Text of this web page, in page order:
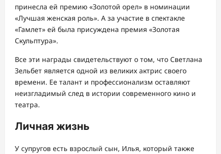
принесла ей премию «Золотой орел» в номинации
«Лучшая женская роль». А за участие в спектакле
«Гамлет» ей была присуждена премия «Золотая
Скульптура».
Все эти награды свидетельствуют о том, что Светлана
Зельбет является одной из великих актрис своего
времени. Ее талант и профессионализм оставляют
неизгладимый след в истории современного кино и
театра.
Личная жизнь
У супругов есть взрослый сын, Илья, который также